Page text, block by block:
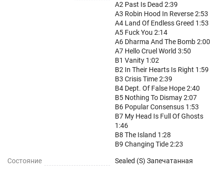
A2 Past Is Dead 2:39
A3 Robin Hood In Reverse 2:53
A4 Land Of Endless Greed 1:53
A5 Fuck You 2:14
A6 Dharma And The Bomb 2:00
A7 Hello Cruel World 3:50
B1 Vanity 1:02
B2 In Their Hearts Is Right 1:59
B3 Crisis Time 2:39
B4 Dept. Of False Hope 2:40
B5 Nothing To Dismay 2:07
B6 Popular Consensus 1:53
B7 My Head Is Full Of Ghosts
1:46
B8 The Island 1:28
B9 Changing Tide 2:23
Состояние Sealed (S) Запечатанная